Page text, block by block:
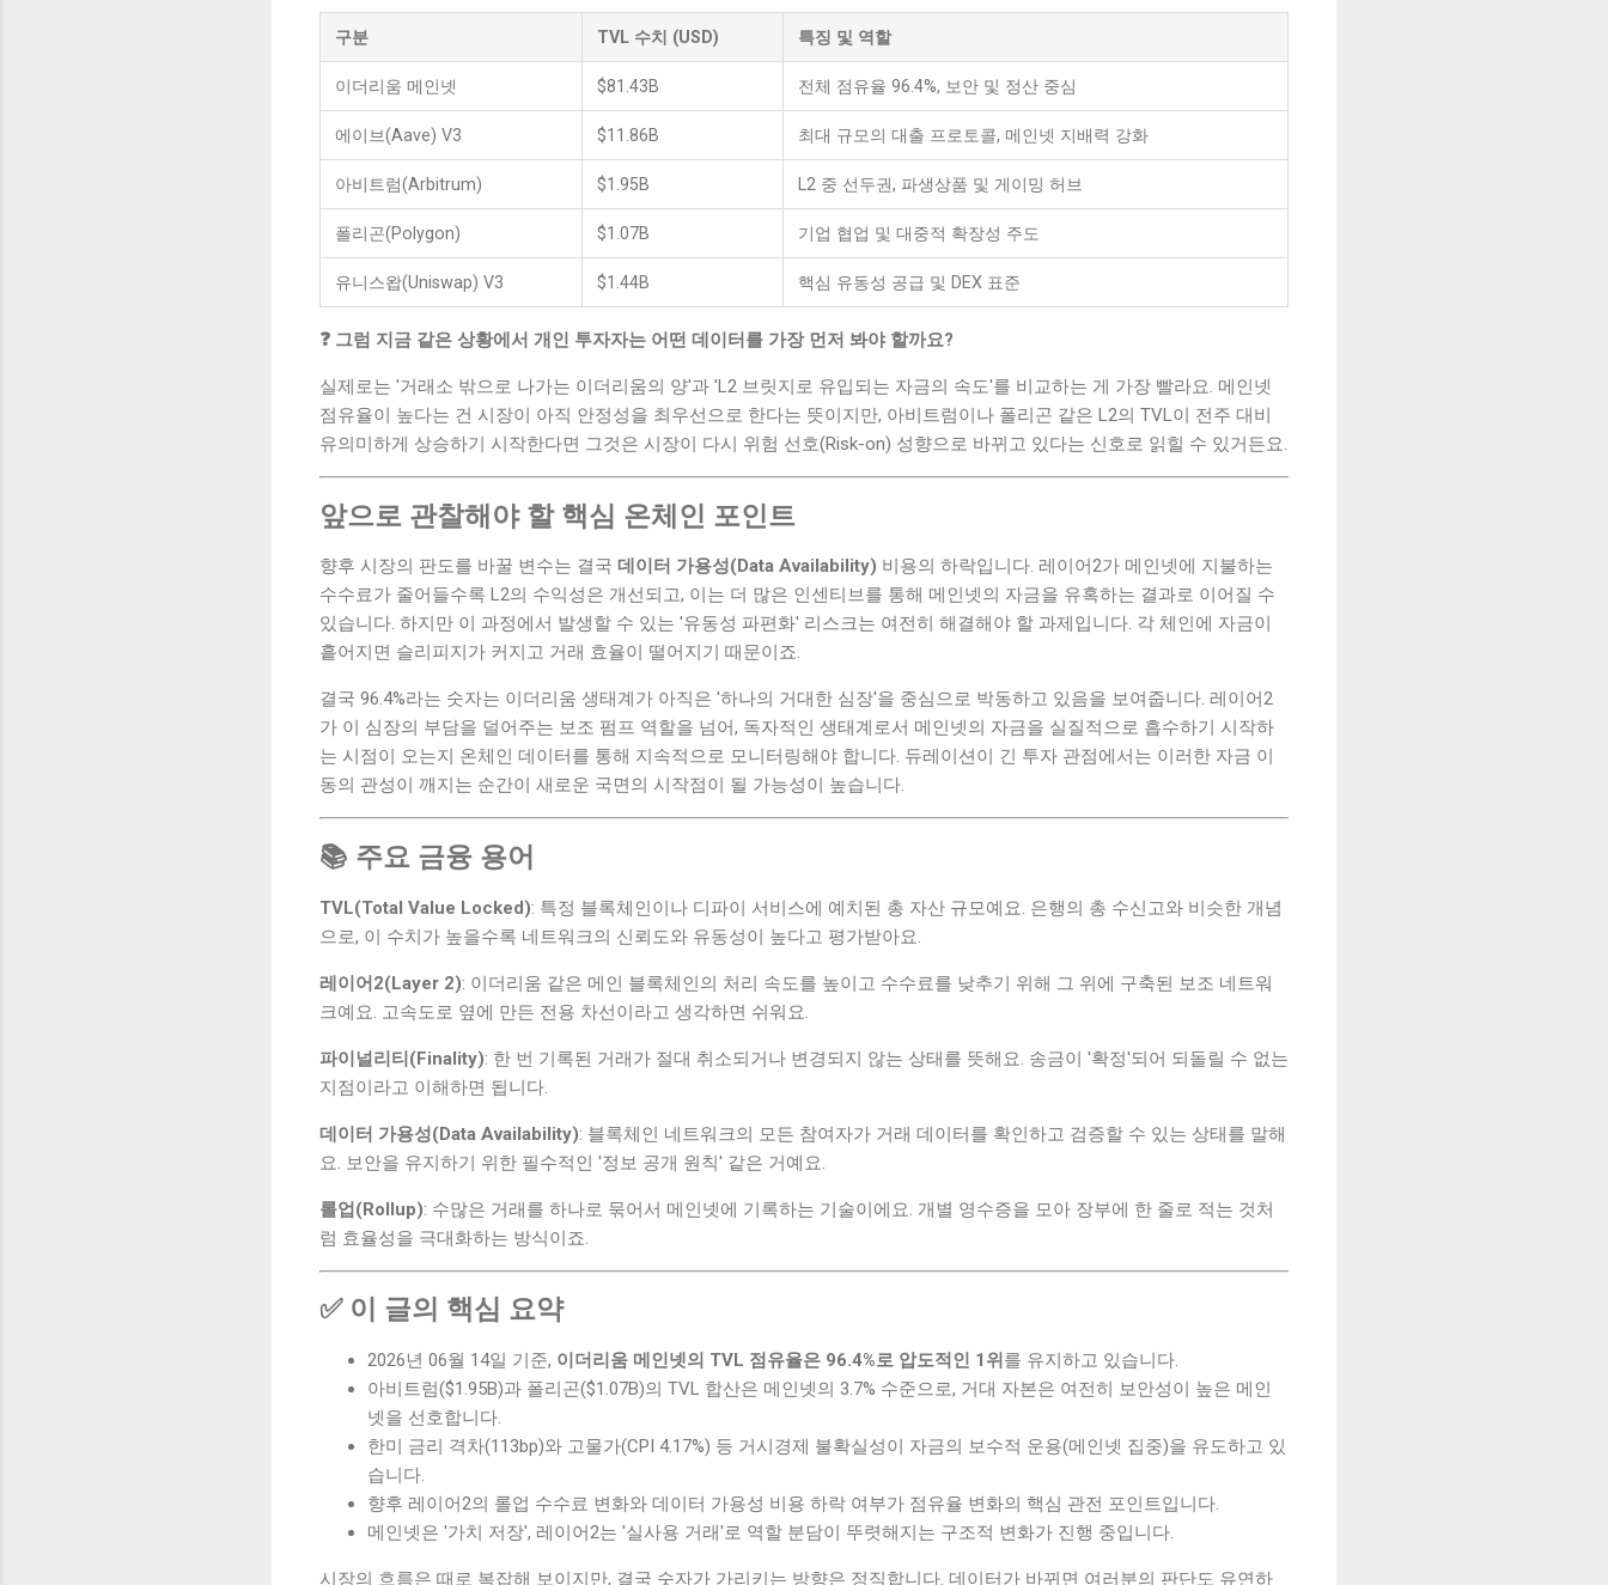
구분 TVL 수치 (USD) 특징 및 역할
이더리움 메인넷 $81.43B 전체 점유율 96.4%, 보안 및 정산 중심
에이브(Aave) V3 $11.86B 최대 규모의 대출 프로토콜, 메인넷 지배력 강화
아비트럼(Arbitrum) $1.95B L2 중 선두권, 파생상품 및 게이밍 허브
폴리곤(Polygon) $1.07B 기업 협업 및 대중적 확장성 주도
유니스왑(Uniswap) V3 $1.44B 핵심 유동성 공급 및 DEX 표준
❓ 그럼 지금 같은 상황에서 개인 투자자는 어떤 데이터를 가장 먼저 봐야 할까요?
실제로는 '거래소 밖으로 나가는 이더리움의 양'과 'L2 브릿지로 유입되는 자금의 속도'를 비교하는 게 가장 빨라요. 메인넷
점유율이 높다는 건 시장이 아직 안정성을 최우선으로 한다는 뜻이지만, 아비트럼이나 폴리곤 같은 L2의 TVL이 전주 대비
유의미하게 상승하기 시작한다면 그것은 시장이 다시 위험 선호(Risk-on) 성향으로 바뀌고 있다는 신호로 읽힐 수 있거든요.
앞으로 관찰해야 할 핵심 온체인 포인트
향후 시장의 판도를 바꿀 변수는 결국 데이터 가용성(Data Availability) 비용의 하락입니다. 레이어2가 메인넷에 지불하는
수수료가 줄어들수록 L2의 수익성은 개선되고, 이는 더 많은 인센티브를 통해 메인넷의 자금을 유혹하는 결과로 이어질 수
있습니다. 하지만 이 과정에서 발생할 수 있는 '유동성 파편화' 리스크는 여전히 해결해야 할 과제입니다. 각 체인에 자금이
흩어지면 슬리피지가 커지고 거래 효율이 떨어지기 때문이죠.
결국 96.4%라는 숫자는 이더리움 생태계가 아직은 '하나의 거대한 심장'을 중심으로 박동하고 있음을 보여줍니다. 레이어2
가 이 심장의 부담을 덜어주는 보조 펌프 역할을 넘어, 독자적인 생태계로서 메인넷의 자금을 실질적으로 흡수하기 시작하
는 시점이 오는지 온체인 데이터를 통해 지속적으로 모니터링해야 합니다. 듀레이션이 긴 투자 관점에서는 이러한 자금 이
동의 관성이 깨지는 순간이 새로운 국면의 시작점이 될 가능성이 높습니다.
📚 주요 금융 용어
TVL(Total Value Locked): 특정 블록체인이나 디파이 서비스에 예치된 총 자산 규모예요. 은행의 총 수신고와 비슷한 개념
으로, 이 수치가 높을수록 네트워크의 신뢰도와 유동성이 높다고 평가받아요.
레이어2(Layer 2): 이더리움 같은 메인 블록체인의 처리 속도를 높이고 수수료를 낮추기 위해 그 위에 구축된 보조 네트워
크예요. 고속도로 옆에 만든 전용 차선이라고 생각하면 쉬워요.
파이널리티(Finality): 한 번 기록된 거래가 절대 취소되거나 변경되지 않는 상태를 뜻해요. 송금이 '확정'되어 되돌릴 수 없는
지점이라고 이해하면 됩니다.
데이터 가용성(Data Availability): 블록체인 네트워크의 모든 참여자가 거래 데이터를 확인하고 검증할 수 있는 상태를 말해
요. 보안을 유지하기 위한 필수적인 '정보 공개 원칙' 같은 거예요.
롤업(Rollup): 수많은 거래를 하나로 묶어서 메인넷에 기록하는 기술이에요. 개별 영수증을 모아 장부에 한 줄로 적는 것처
럼 효율성을 극대화하는 방식이죠.
✅ 이 글의 핵심 요약
2026년 06월 14일 기준, 이더리움 메인넷의 TVL 점유율은 96.4%로 압도적인 1위 를 유지하고 있습니다.
아비트럼($1.95B)과 폴리곤($1.07B)의 TVL 합산은 메인넷의 3.7% 수준으로, 거대 자본은 여전히 보안성이 높은 메인
넷을 선호합니다.
한미 금리 격차(113bp)와 고물가(CPI 4.17%) 등 거시경제 불확실성이 자금의 보수적 운용(메인넷 집중)을 유도하고 있
습니다.
향후 레이어2의 롤업 수수료 변화와 데이터 가용성 비용 하락 여부가 점유율 변화의 핵심 관전 포인트입니다.
메인넷은 '가치 저장', 레이어2는 '실사용 거래'로 역할 분담이 뚜렷해지는 구조적 변화가 진행 중입니다.
시장의 흐름은 때로 복잡해 보이지만, 결국 숫자가 가리키는 방향은 정직합니다. 데이터가 바뀌면 여러분의 판단도 유연하